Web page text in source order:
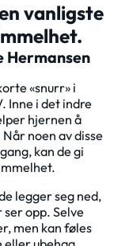
vanligste
«snurr» i
Inne i det indre
hjernen å
noen av disse
kan de gi
legger seg ned,
ser opp. Selve
men kan føles